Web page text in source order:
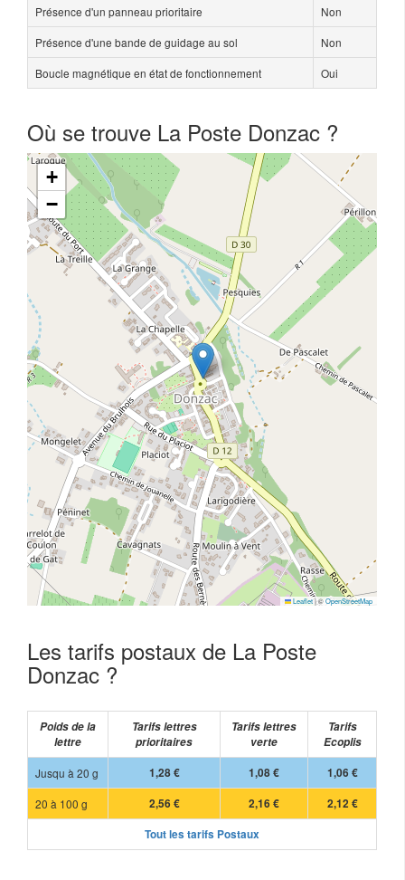
Présence d'un panneau prioritaire
Non
Présence d'une bande de guidage au sol
Non
Boucle magnétique en état de fonctionnement
Oui
Où se trouve La Poste Donzac ?
+
−
Leaflet|©OpenStreetMap
Les tarifs postaux de La Poste
Donzac ?
Poids de la
lettre
Tarifs lettres
prioritaires
Tarifs lettres
verte
Tarifs
Ecoplis
Jusqu à 20 g
1,28 € 1,08 €
1,06 €
20 à 100 g
2,56 € 2,16 €
2,12 €
Tout les tarifs Postaux